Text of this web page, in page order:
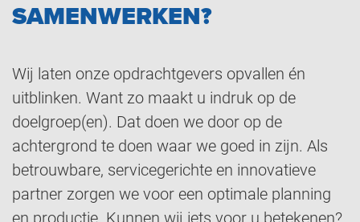
SAMENWERKEN?
Wij laten onze opdrachtgevers opvallen én
uitblinken. Want zo maakt u indruk op de
doelgroep(en). Dat doen we door op de
achtergrond te doen waar we goed in zijn. Als
betrouwbare, servicegerichte en innovatieve
partner zorgen we voor een optimale planning
en productie. Kunnen wij iets voor u betekenen?